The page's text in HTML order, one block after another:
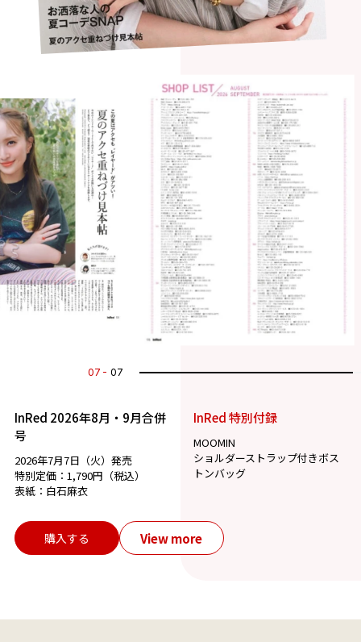
07 07
InRed 2026年8月・9月合併
号
2026年7月7日（火）発売
特別定価：1,790円（税込）
表紙：白石麻衣
InRed 特別付録
MOOMIN
ショルダーストラップ付きボス
トンバッグ
購入する View more